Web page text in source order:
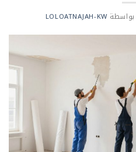
بواسطةLOLOATNAJAH-KW